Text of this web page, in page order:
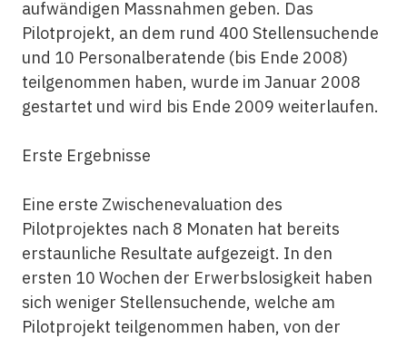
aufwändigen Massnahmen geben. Das
Pilotprojekt, an dem rund 400 Stellensuchende
und 10 Personalberatende (bis Ende 2008)
teilgenommen haben, wurde im Januar 2008
gestartet und wird bis Ende 2009 weiterlaufen.
Erste Ergebnisse
Eine erste Zwischenevaluation des
Pilotprojektes nach 8 Monaten hat bereits
erstaunliche Resultate aufgezeigt. In den
ersten 10 Wochen der Erwerbslosigkeit haben
sich weniger Stellensuchende, welche am
Pilotprojekt teilgenommen haben, von der